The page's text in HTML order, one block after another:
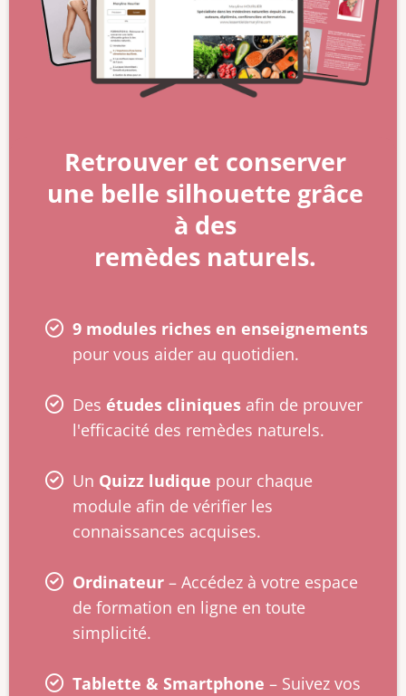
Retrouver et conserver
une belle silhouette grâce
à des
remèdes naturels.
9 modules riches en enseignements
pour vous aider au quotidien.
Des études cliniques afin de prouver
l'efficacité des remèdes naturels.
Un Quizz ludique pour chaque
module afin de vérifier les
connaissances acquises.
Ordinateur – Accédez à votre espace
de formation en ligne en toute
simplicité.
Tablette & Smartphone – Suivez vos